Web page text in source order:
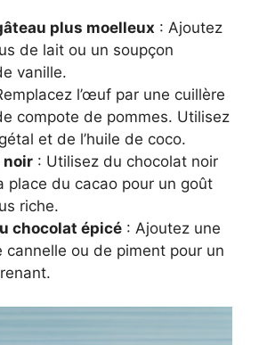
plus moelleux : Ajoutez
de lait ou un soupçon
vanille.
l’œuf par une cuillère
compote de pommes. Utilisez
et de l’huile de coco.
noir : Utilisez du chocolat noir
place du cacao pour un goût
riche.
chocolat épicé : Ajoutez une
cannelle ou de piment pour un